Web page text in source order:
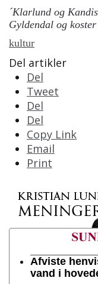
´Klarlund og
Gyldendal og
kultur
Del artikler
Del
Tweet
Del
Del
Copy Link
Email
Print
Afviste
vand i